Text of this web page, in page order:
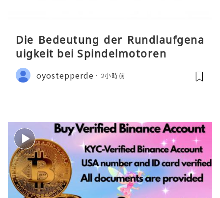
Die Bedeutung der Rundlaufgena
uigkeit bei Spindelmotoren
oyostepperde 2小時前